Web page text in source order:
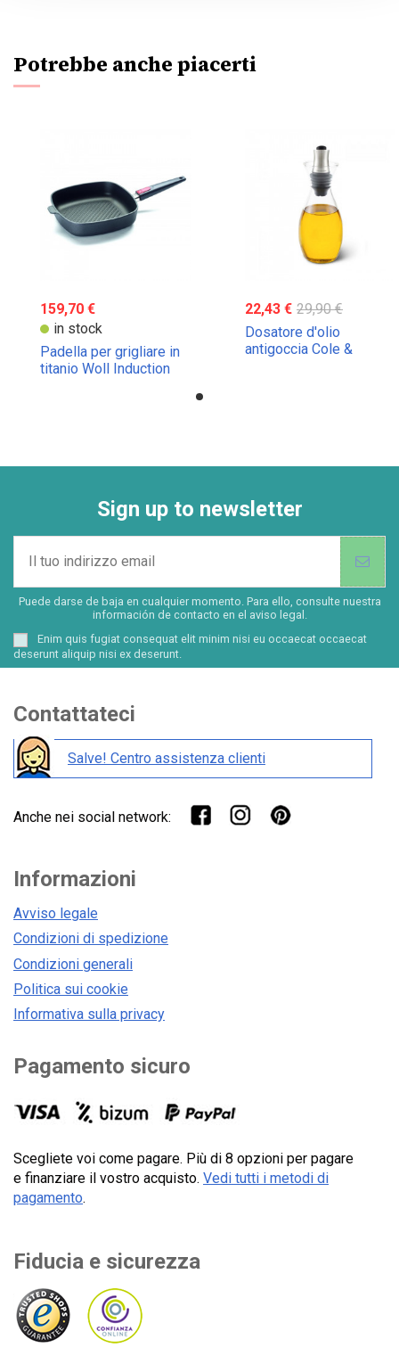
Potrebbe anche piacerti
159,70 €
in stock
Padella per grigliare in
titanio Woll Induction
22,43 € 29,90 €
Dosatore d'olio
antigoccia Cole &
Sign up to newsletter
Puede darse de baja en cualquier momento. Para ello, consulte nuestra
información de contacto en el aviso legal.
Enim quis fugiat consequat elit minim nisi eu occaecat occaecat
deserunt aliquip nisi ex deserunt.
Contattateci
Salve! Centro assistenza clienti
Anche nei social network:
Informazioni
Avviso legale
Condizioni di spedizione
Condizioni generali
Politica sui cookie
Informativa sulla privacy
Pagamento sicuro
Scegliete voi come pagare. Più di 8 opzioni per pagare
e finanziare il vostro acquisto. Vedi tutti i metodi di
pagamento.
Fiducia e sicurezza